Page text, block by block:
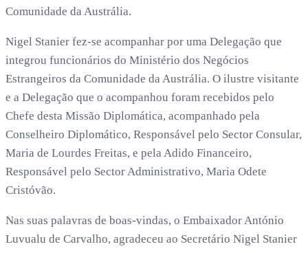
Comunidade da Austrália.
Nigel Stanier fez-se acompanhar por uma Delegação que
integrou funcionários do Ministério dos Negócios
Estrangeiros da Comunidade da Austrália. O ilustre visitante
e a Delegação que o acompanhou foram recebidos pelo
Chefe desta Missão Diplomática, acompanhado pela
Conselheiro Diplomático, Responsável pelo Sector Consular,
Maria de Lourdes Freitas, e pela Adido Financeiro,
Responsável pelo Sector Administrativo, Maria Odete
Cristóvão.
Nas suas palavras de boas-vindas, o Embaixador António
Luvualu de Carvalho, agradeceu ao Secretário Nigel Stanier